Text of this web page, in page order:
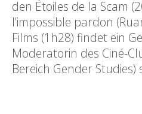
den Étoiles de la Scam
l’impossible pardon
Films (1h28) findet ein
Moderatorin des Ciné-
Bereich Gender Studies)